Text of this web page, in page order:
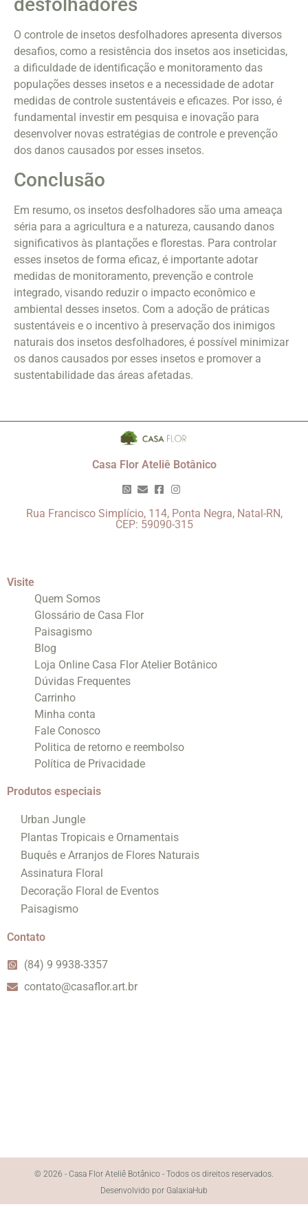
O controle de insetos desfolhadores apresenta diversos
desafios, como a resistência dos insetos aos inseticidas,
a dificuldade de identificação e monitoramento das
populações desses insetos e a necessidade de adotar
medidas de controle sustentáveis e eficazes. Por isso, é
fundamental investir em pesquisa e inovação para
desenvolver novas estratégias de controle e prevenção
dos danos causados por esses insetos.
Conclusão
Em resumo, os insetos desfolhadores são uma ameaça
séria para a agricultura e a natureza, causando danos
significativos às plantações e florestas. Para controlar
esses insetos de forma eficaz, é importante adotar
medidas de monitoramento, prevenção e controle
integrado, visando reduzir o impacto econômico e
ambiental desses insetos. Com a adoção de práticas
sustentáveis e o incentivo à preservação dos inimigos
naturais dos insetos desfolhadores, é possível minimizar
os danos causados por esses insetos e promover a
sustentabilidade das áreas afetadas.
Casa Flor Ateliê Botânico
Rua Francisco Simplício, 114, Ponta Negra, Natal-RN,
CEP: 59090-315
Visite
Quem Somos
Glossário de Casa Flor
Paisagismo
Blog
Loja Online Casa Flor Atelier Botânico
Dúvidas Frequentes
Carrinho
Minha conta
Fale Conosco
Politica de retorno e reembolso
Política de Privacidade
Produtos especiais
Urban Jungle
Plantas Tropicais e Ornamentais
Buquês e Arranjos de Flores Naturais
Assinatura Floral
Decoração Floral de Eventos
Paisagismo
Contato
(84) 9 9938-3357
contato@casaflor.art.br
© 2026 - Casa Flor Ateliê Botânico - Todos os direitos reservados.
Desenvolvido por GalaxiaHub